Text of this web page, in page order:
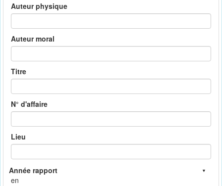
Auteur physique
Auteur moral
Titre
N° d'affaire
Lieu
en